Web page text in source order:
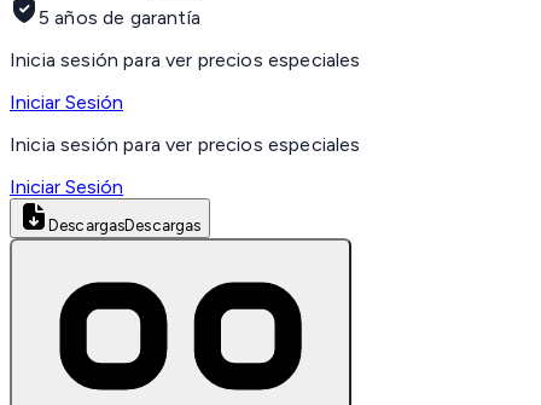
5 años de garantía
Inicia sesión para ver precios especiales
Iniciar Sesión
Inicia sesión para ver precios especiales
Iniciar Sesión
DescargasDescargas